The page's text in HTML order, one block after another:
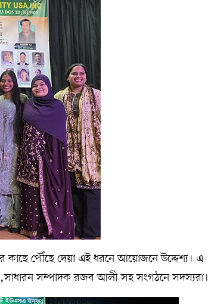
কাছে পৌঁছে দেয়া এই ধরনে আয়োজনে উদ্দেশ্য। এ
সম্পাদক রজব আলী সহ সংগঠনে সদস্যরা।